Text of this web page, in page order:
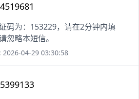
码为：153229，请在2分钟内填
忽略本短信。
2026-04-29 03:30:58